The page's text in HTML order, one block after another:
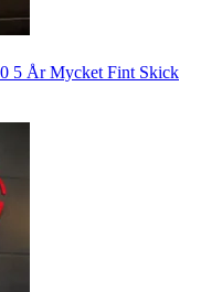
5 År Mycket Fint Skick